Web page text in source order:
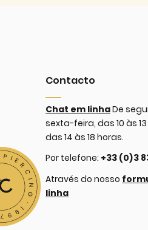
Contacto
Chat em linhaDe
sexta-feira, das 10 às
das 14 às 18 horas.
Por telefone: +33 (0)3
Através do nosso
linha